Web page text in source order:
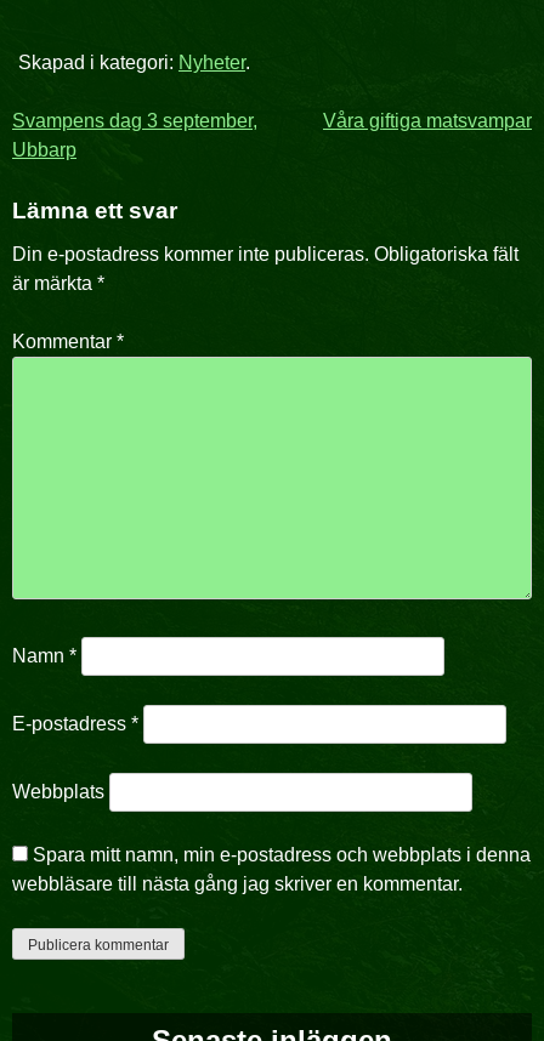
Skapad i kategori: Nyheter.
Inläggsnavigering
Svampens dag 3 september,
Ubbarp
Våra giftiga matsvampar
Lämna ett svar
Din e-postadress kommer inte publiceras. Obligatoriska fält
är märkta *
Kommentar *
Namn *
E-postadress *
Webbplats
Spara mitt namn, min e-postadress och webbplats i denna
webbläsare till nästa gång jag skriver en kommentar.